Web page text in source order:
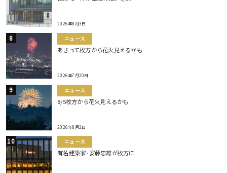
2026年8月3日
ニュース
あさって枚方から花火見えるかも
2026年7月20日
ニュース
8/5枚方から花火見えるかも
2026年8月2日
ニュース
有名建築家･安藤忠雄が枚方に